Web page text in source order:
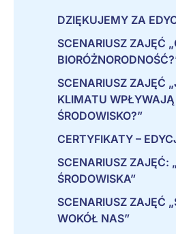
DZIĘKUJEMY ZA
SCENARIUSZ ZAJĘĆ
SCENARIUSZ ZAJĘĆ
KLIMATU
ŚRODOWISKO?”
CERTYFIKATY –
SCENARIUSZ ZAJĘĆ:
ŚRODOWISKA”
SCENARIUSZ ZAJĘĆ
WOKÓŁ NAS”